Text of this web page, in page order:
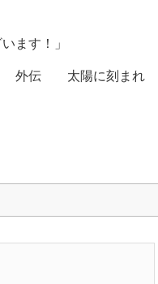
ます！」
刻まれ